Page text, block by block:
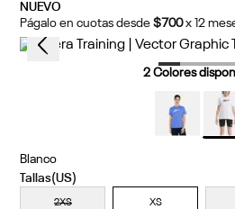
NUEVO
Págalo en cuotas desde $700 x 12
2Colores
Blanco
2XS XS